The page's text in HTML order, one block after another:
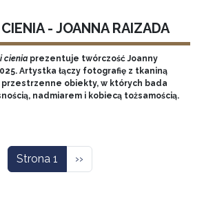
- JOANNA RAIZADA
cieniaprezentuje twórczość Joanny
Artystka łączy fotografię z tkaniną
obiekty, w których bada
nadmiarem i kobiecą tożsamością.
Strona 1 Następna strona
››